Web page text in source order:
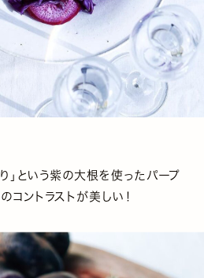
」という紫の大根を使ったパープ
コントラストが美しい！